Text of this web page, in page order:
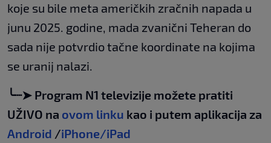
koje su bile meta američkih zračnih napada u
junu 2025. godine, mada zvanični Teheran do
sada nije potvrdio tačne koordinate na kojima
se uranij nalazi.
╰┈➤ Program N1 televizije možete pratiti
UŽIVO na ovom linku kao i putem aplikacija za
Android /iPhone/iPad